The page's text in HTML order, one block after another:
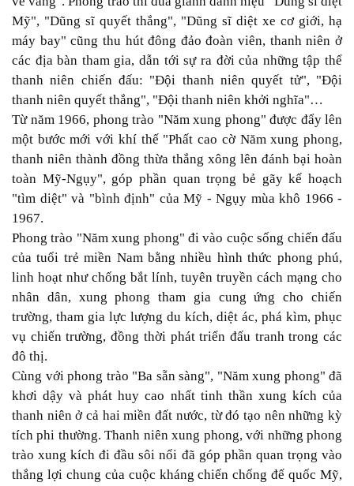
Mỹ", "Dũng sĩ quyết thắng", "Dũng sĩ diệt xe cơ giới, hạ
máy bay" cũng thu hút đông đảo đoàn viên, thanh niên ở
các địa bàn tham gia, dẫn tới sự ra đời của những tập thể
thanh niên chiến đấu: "Đội thanh niên quyết tử", "Đội
thanh niên quyết thắng", "Đội thanh niên khởi nghĩa"…
Từ năm 1966, phong trào "Năm xung phong" được đẩy lên
một bước mới với khí thế "Phất cao cờ Năm xung phong,
thanh niên thành đồng thừa thắng xông lên đánh bại hoàn
toàn Mỹ-Ngụy", góp phần quan trọng bẻ gãy kế hoạch
"tìm diệt" và "bình định" của Mỹ - Ngụy mùa khô 1966 -
1967.
Phong trào "Năm xung phong" đi vào cuộc sống chiến đấu
của tuổi trẻ miền Nam bằng nhiều hình thức phong phú,
linh hoạt như chống bắt lính, tuyên truyền cách mạng cho
nhân dân, xung phong tham gia cung ứng cho chiến
trường, tham gia lực lượng du kích, diệt ác, phá kìm, phục
vụ chiến trường, đồng thời phát triển đấu tranh trong các
đô thị.
Cùng với phong trào "Ba sẵn sàng", "Năm xung phong" đã
khơi dậy và phát huy cao nhất tinh thần xung kích của
thanh niên ở cả hai miền đất nước, từ đó tạo nên những kỳ
tích phi thường. Thanh niên xung phong, với những phong
trào xung kích đi đầu sôi nổi đã góp phần quan trọng vào
thắng lợi chung của cuộc kháng chiến chống đế quốc Mỹ,